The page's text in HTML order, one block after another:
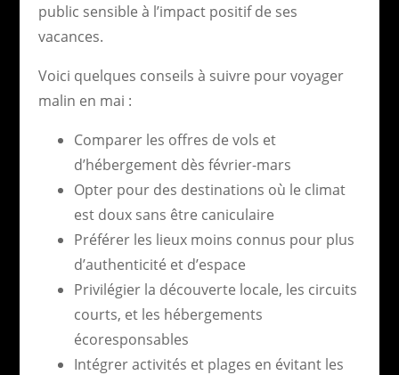
public sensible à l’impact positif de ses
vacances.
Voici quelques conseils à suivre pour voyager
malin en mai :
Comparer les offres de vols et
d’hébergement dès février-mars
Opter pour des destinations où le climat
est doux sans être caniculaire
Préférer les lieux moins connus pour plus
d’authenticité et d’espace
Privilégier la découverte locale, les circuits
courts, et les hébergements
écoresponsables
Intégrer activités et plages en évitant les